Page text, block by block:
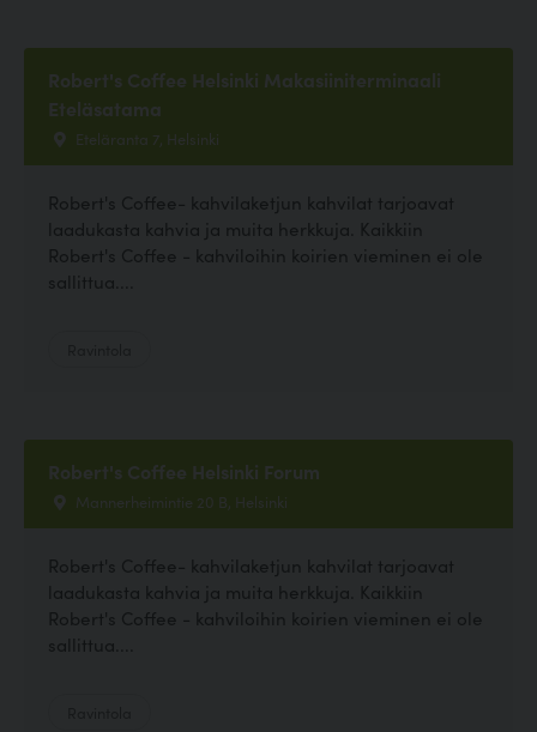
Robert's Coffee Helsinki Makasiiniterminaali
Eteläsatama
Eteläranta 7, Helsinki
Robert's Coffee- kahvilaketjun kahvilat tarjoavat
laadukasta kahvia ja muita herkkuja. Kaikkiin
Robert's Coffee - kahviloihin koirien vieminen ei ole
sallittua....
Robert's Coffee Helsinki Forum
Mannerheimintie 20 B, Helsinki
Robert's Coffee- kahvilaketjun kahvilat tarjoavat
laadukasta kahvia ja muita herkkuja. Kaikkiin
Robert's Coffee - kahviloihin koirien vieminen ei ole
sallittua....